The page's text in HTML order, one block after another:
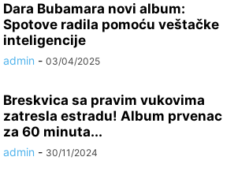
Dara Bubamara novi album:
Spotove radila pomoću veštačke
inteligencije
admin - 03/04/2025
Breskvica sa pravim vukovima
zatresla estradu! Album prvenac
za 60 minuta...
admin - 30/11/2024